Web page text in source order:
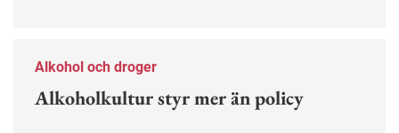
Alkohol och droger
Alkoholkultur styr mer än policy